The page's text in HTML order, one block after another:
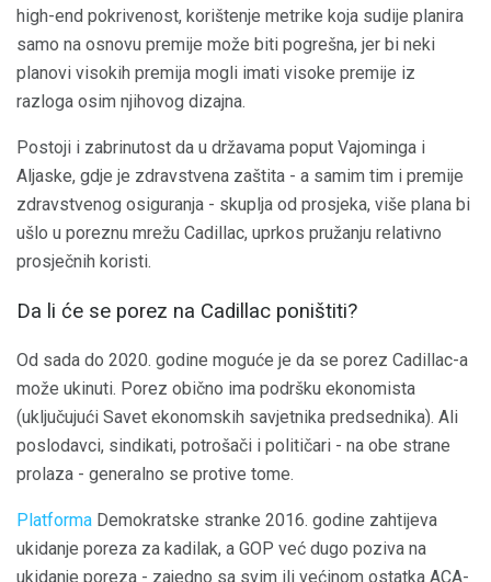
high-end pokrivenost, korištenje metrike koja sudije planira
samo na osnovu premije može biti pogrešna, jer bi neki
planovi visokih premija mogli imati visoke premije iz
razloga osim njihovog dizajna.
Postoji i zabrinutost da u državama poput Vajominga i
Aljaske, gdje je zdravstvena zaštita - a samim tim i premije
zdravstvenog osiguranja - skuplja od prosjeka, više plana bi
ušlo u poreznu mrežu Cadillac, uprkos pružanju relativno
prosječnih koristi.
Da li će se porez na Cadillac poništiti?
Od sada do 2020. godine moguće je da se porez Cadillac-a
može ukinuti. Porez obično ima podršku ekonomista
(uključujući Savet ekonomskih savjetnika predsednika). Ali
poslodavci, sindikati, potrošači i političari - na obe strane
prolaza - generalno se protive tome.
Platforma Demokratske stranke 2016. godine zahtijeva
ukidanje poreza za kadilak, a GOP već dugo poziva na
ukidanje poreza - zajedno sa svim ili većinom ostatka ACA-